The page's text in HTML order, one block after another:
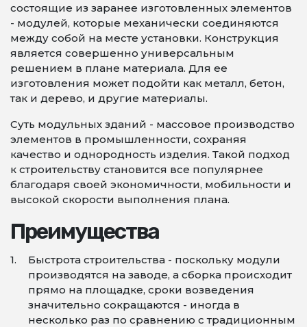
состоящие из заранее изготовленных элементов
- модулей, которые механически соединяются
между собой на месте установки. Конструкция
является совершенно универсальным
решением в плане материала. Для ее
изготовления может подойти как металл, бетон,
так и дерево, и другие материалы.
Суть модульных зданий - массовое производство
элементов в промышленности, сохраняя
качество и однородность изделия. Такой подход
к строительству становится все популярнее
благодаря своей экономичности, мобильности и
высокой скорости выполнения плана.
Преимущества
Быстрота строительства - поскольку модули
производятся на заводе, а сборка происходит
прямо на площадке, сроки возведения
значительно сокращаются - иногда в
несколько раз по сравнению с традиционным